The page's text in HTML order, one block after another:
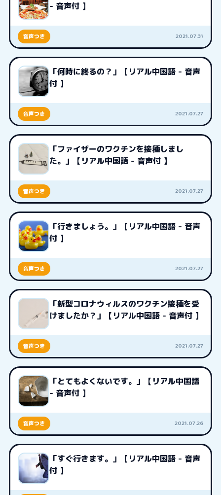
- 音声付 】
音声つき 2021.07.31
「何時に終るの？」【リアル中国語 - 音声
付 】
音声つき 2021.07.27
「ファイザーのワクチンを接種しまし
た。」【リアル中国語 - 音声付 】
音声つき 2021.07.27
「行きましょう。」【リアル中国語 - 音声
付 】
音声つき 2021.07.27
「新型コロナウィルスのワクチン接種を受
けましたか？」【リアル中国語 - 音声付 】
音声つき 2021.07.27
「とてもよくないです。」【リアル中国語
- 音声付 】
音声つき 2021.07.26
「すぐ行きます。」【リアル中国語 - 音声
付 】